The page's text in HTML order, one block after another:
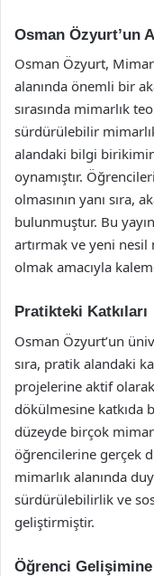
Osman Özyurt’un
Osman Özyurt,
alanında önemli bir
sırasında mimarlık
sürdürülebilir
alandaki bilgi
oynamıştır.
olmasının yanı sıra,
bulunmuştur. Bu
artırmak ve yeni nesil
olmak amacıyla
Pratikteki Katkıları
Osman Özyurt’un
sıra, pratik alandaki
projelerine aktif
dökülmesine katkıda
düzeyde birçok
öğrencilerine gerçek
mimarlık alanında
sürdürülebilirlik ve
geliştirmiştir.
Öğrenci Gelişimine